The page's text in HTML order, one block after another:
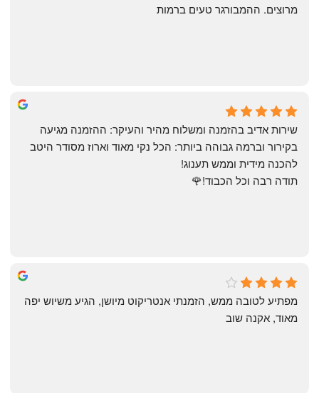
May Azulay
a month ago
מרוצים. ההמבורגר טעים ברמות
michal gottfried
4 months ago
להכנה מידית וממש תענוג!
תודה רבה וכל הכבוד!🌹
מאוד, אקנה שוב